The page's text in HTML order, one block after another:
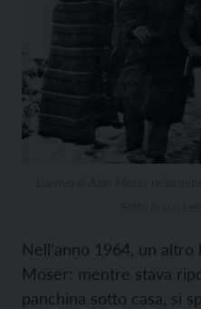
Nell’anno 1964, un altro
Moser: mentre stava
panchina sotto casa, si